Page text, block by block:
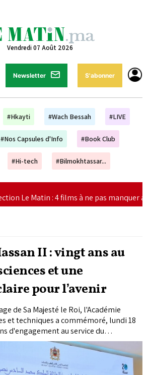
Vendredi 07 Août 2026
Newsletter S'abonner
#Hkayti #Wach Bessah #LIVE
#Nos Capsules d'Info #Book Club
#Hi-tech #Bilmokhtassar...
au cinéma ce week-end |
II : vingt ans au
et une
pour l’avenir
de Sa Majesté le Roi, l'Académie
et techniques a commémoré, lundi 18
d'engagement au service du
national. Soixante sessions
plénières solennelles, 59 projets de
bourses d'excellence octroyées : un